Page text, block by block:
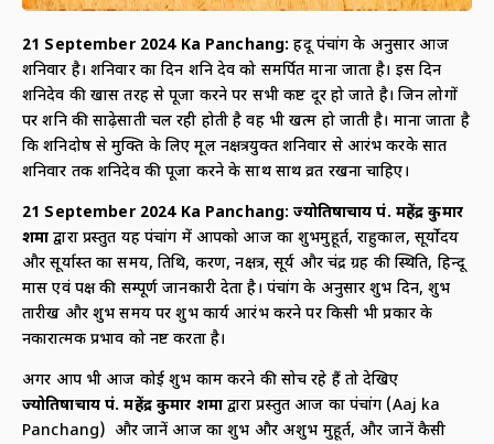
21 September 2024 Ka Panchang: हिंदू पंचांग के अनुसार आज
शनिवार है। शनिवार का दिन शनि देव को समर्पित माना जाता है। इस दिन
शनिदेव की खास तरह से पूजा करने पर सभी कष्ट दूर हो जाते है। जिन लोगों
पर शनि की साढ़ेसाती चल रही होती है वह भी खत्म हो जाती है। माना जाता है
कि शनिदोष से मुक्ति के लिए मूल नक्षत्रयुक्त शनिवार से आरंभ करके सात
शनिवार तक शनिदेव की पूजा करने के साथ साथ व्रत रखना चाहिए।
21 September 2024 Ka Panchang: ज्योतिषाचार्य पं. महेंद्र कुमार
शर्मा द्वारा प्रस्तुत यह पंचांग में आपको आज का शुभमुहूर्त, राहुकाल, सूर्योदय
और सूर्यास्त का समय, तिथि, करण, नक्षत्र, सूर्य और चंद्र ग्रह की स्थिति, हिन्दू
मास एवं पक्ष की सम्पूर्ण जानकारी देता है। पंचांग के अनुसार शुभ दिन, शुभ
तारीख और शुभ समय पर शुभ कार्य आरंभ करने पर किसी भी प्रकार के
नकारात्मक प्रभाव को नष्ट करता है।
अगर आप भी आज कोई शुभ काम करने की सोच रहे हैं तो देखिए
ज्योतिषाचार्य पं. महेंद्र कुमार शर्माद्वारा प्रस्तुत आज का पंचांग (Aaj ka
Panchang) और जानें आज का शुभ और अशुभ मुहूर्त, और जानें कैसी